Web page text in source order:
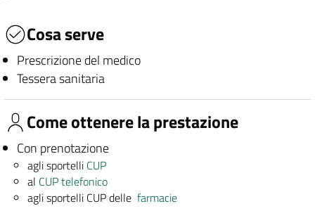
Cosa serve
Prescrizione del medico
Tessera sanitaria
Come ottenere la prestazione
Con prenotazione
agli sportelli CUP
al CUP telefonico
agli sportelli CUP dellefarmacie